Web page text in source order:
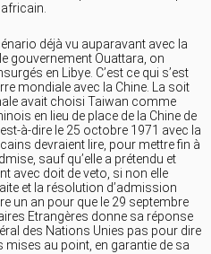
déjà vu auparavant avec la
gouvernement Ouattara, on
en Libye. C’est ce qui s’est
mondiale avec la Chine. La soit
avait choisi Taiwan comme
en lieu de place de la Chine de
à-dire le 25 octobre 1971 avec la
devraient lire, pour mettre fin à
sauf qu’elle a prétendu et
avec doit de veto, si non elle
et la résolution d’admission
un an pour que le 29 septembre
Etrangères donne sa réponse
des Nations Unies pas pour dire
au point, en garantie de sa